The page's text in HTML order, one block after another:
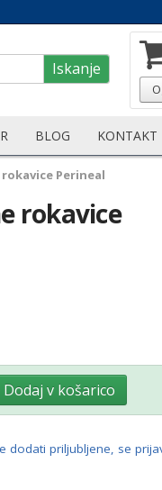
Iskanje
BLOG KONTAKT
Perineal
rokavice
Dodaj v košarico
dodati priljubljene, se